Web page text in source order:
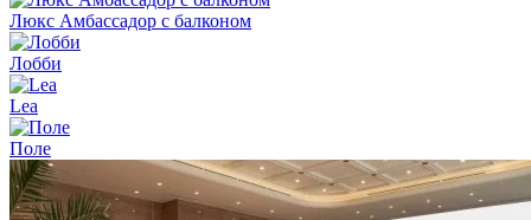
Люкс Амбассадор с балконом
Лобби
Lea
Поле